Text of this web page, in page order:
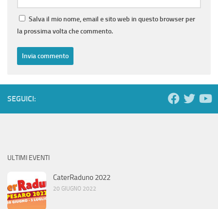
Salva il mio nome, email e sito web in questo browser per
la prossima volta che commento.
SEGUICI:
ULTIMI EVENTI
CaterRaduno 2022
20 GIUGNO 2022